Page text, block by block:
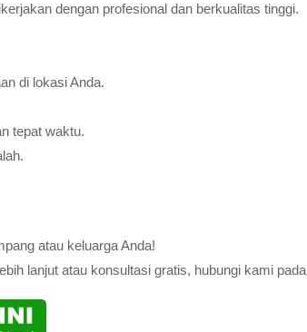
dengan profesional dan berkualitas tinggi.
di lokasi Anda.
tepat waktu.
atau keluarga Anda!
lanjut atau konsultasi gratis, hubungi kami